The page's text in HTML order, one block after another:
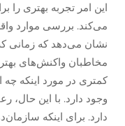
این امر تجربه بهتری
می‌کند. بررسی موارد
نشان می‌دهد که زمانی
مخاطبان واکنش‌های
کمتری در مورد اینکه
وجود دارد. با این حال،
دارد. برای اینکه